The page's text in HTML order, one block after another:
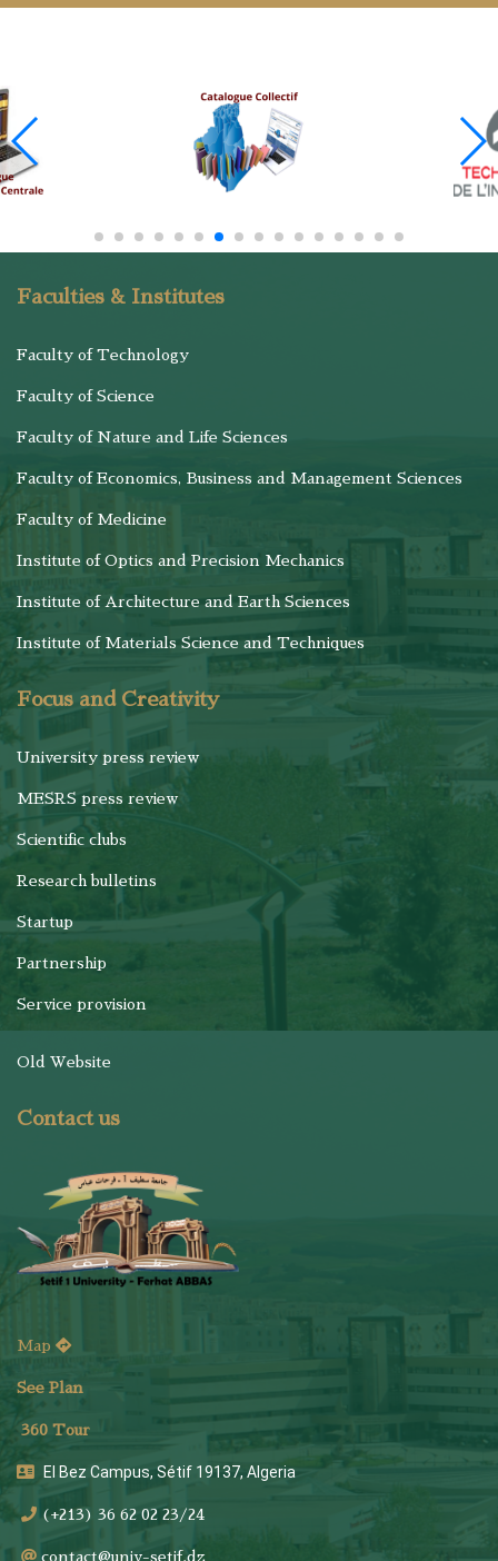
Faculties & Institutes
Faculty of Technology
Faculty of Science
Faculty of Nature and Life Sciences
Faculty of Economics, Business and Management Sciences
Faculty of Medicine
Institute of Optics and Precision Mechanics
Institute of Architecture and Earth Sciences
Institute of Materials Science and Techniques
Focus and Creativity
University press review
MESRS press review
Scientific clubs
Research bulletins
Startup
Partnership
Service provision
Old Website
Contact us
Map
See Plan
360 Tour
El Bez Campus, Sétif 19137, Algeria
(+213) 36 62 02 23/24
contact@univ-setif.dz